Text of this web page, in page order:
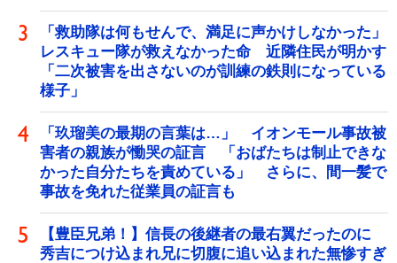
「救助隊は何もせんで、満足に声かけしなかった」
レスキュー隊が救えなかった命 近隣住民が明かす
「二次被害を出さないのが訓練の鉄則になっている
様子」
「玖瑠美の最期の言葉は…」 イオンモール事故被
害者の親族が慟哭の証言 「おばたちは制止できな
かった自分たちを責めている」 さらに、間一髪で
事故を免れた従業員の証言も
【豊臣兄弟！】信長の後継者の最右翼だったのに
秀吉につけ込まれ兄に切腹に追い込まれた無惨すぎ